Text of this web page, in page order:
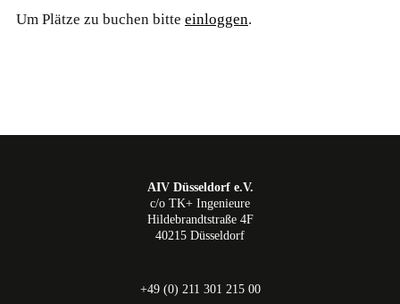
Um Plätze zu buchen bitte einloggen.
AIV Düsseldorf e.V.
c/o TK+ Ingenieure
Hildebrandtstraße 4F
40215 Düsseldorf
+49 (0) 211 301 215 00